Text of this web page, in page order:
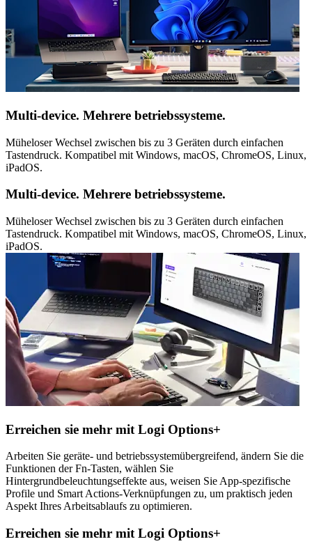
Multi-device. Mehrere betriebssysteme.
Müheloser Wechsel zwischen bis zu 3 Geräten durch einfachen
Tastendruck. Kompatibel mit Windows, macOS, ChromeOS, Linux,
iPadOS.
Multi-device. Mehrere betriebssysteme.
Müheloser Wechsel zwischen bis zu 3 Geräten durch einfachen
Tastendruck. Kompatibel mit Windows, macOS, ChromeOS, Linux,
iPadOS.
Erreichen sie mehr mit Logi Options+
Arbeiten Sie geräte- und betriebssystemübergreifend, ändern Sie die
Funktionen der Fn-Tasten, wählen Sie
Hintergrundbeleuchtungseffekte aus, weisen Sie App-spezifische
Profile und Smart Actions-Verknüpfungen zu, um praktisch jeden
Aspekt Ihres Arbeitsablaufs zu optimieren.
Erreichen sie mehr mit Logi Options+